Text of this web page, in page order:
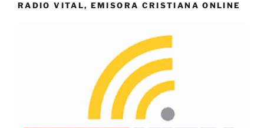
RADIO VITAL, EMISORA CRISTIANA ONLINE